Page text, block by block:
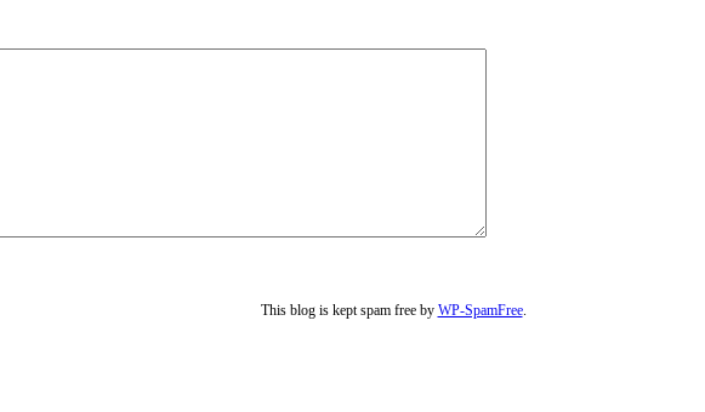
This blog is kept spam free by WP-SpamFree.